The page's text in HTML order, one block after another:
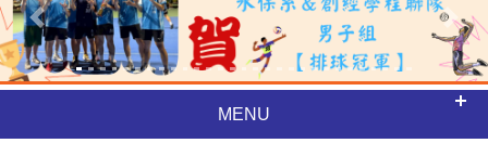
Previous Next
MENU